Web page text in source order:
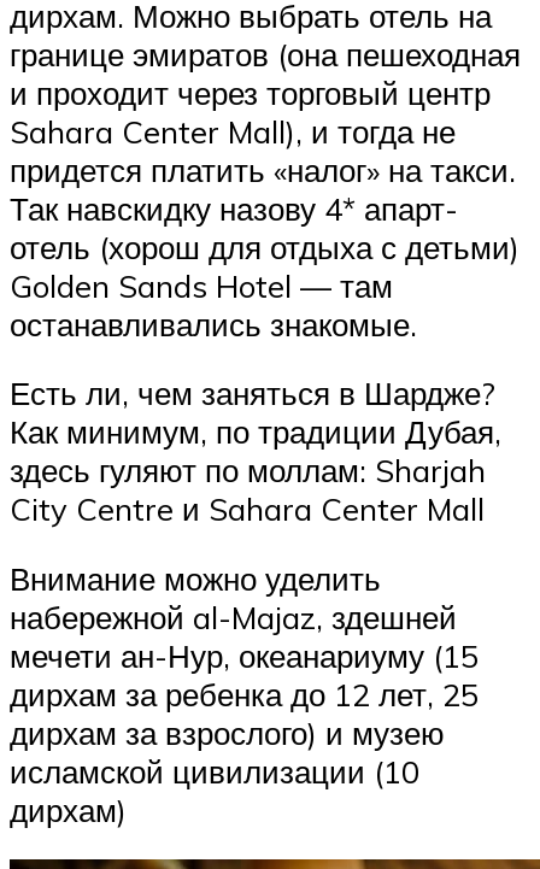
дирхам. Можно выбрать отель на
границе эмиратов (она пешеходная
и проходит через торговый центр
Sahara Center Mall), и тогда не
придется платить «налог» на такси.
Так навскидку назову 4* апарт-
отель (хорош для отдыха с детьми)
Golden Sands Hotel — там
останавливались знакомые.
Есть ли, чем заняться в Шардже?
Как минимум, по традиции Дубая,
здесь гуляют по моллам: Sharjah
City Centre и Sahara Center Mall
Внимание можно уделить
набережной al-Majaz, здешней
мечети ан-Нур, океанариуму (15
дирхам за ребенка до 12 лет, 25
дирхам за взрослого) и музею
исламской цивилизации (10
дирхам)